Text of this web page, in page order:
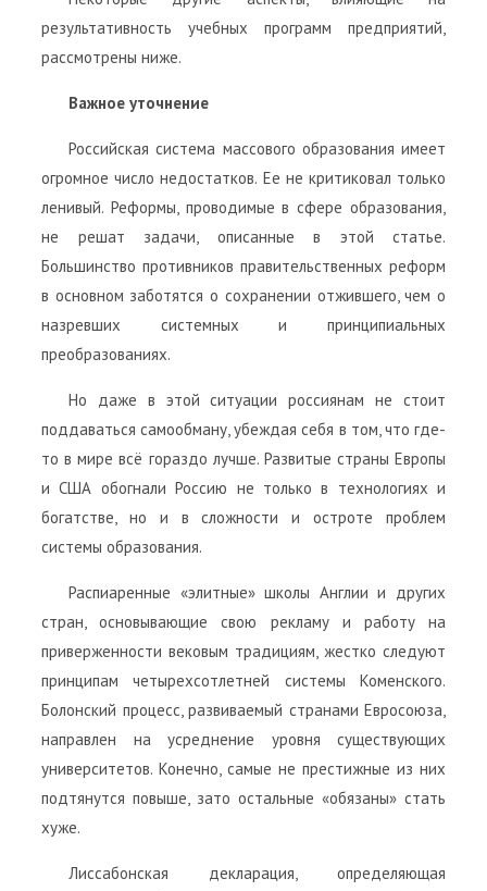
результативность учебных программ предприятий,
рассмотрены ниже.
Важное уточнение
Российская система массового образования имеет
огромное число недостатков. Ее не критиковал только
ленивый. Реформы, проводимые в сфере образования,
не решат задачи, описанные в этой статье.
Большинство противников правительственных реформ
в основном заботятся о сохранении отжившего, чем о
назревших системных и принципиальных
преобразованиях.
Но даже в этой ситуации россиянам не стоит
поддаваться самообману, убеждая себя в том, что где-
то в мире всё гораздо лучше. Развитые страны Европы
и США обогнали Россию не только в технологиях и
богатстве, но и в сложности и остроте проблем
системы образования.
Распиаренные «элитные» школы Англии и других
стран, основывающие свою рекламу и работу на
приверженности вековым традициям, жестко следуют
принципам четырехсотлетней системы Коменского.
Болонский процесс, развиваемый странами Евросоюза,
направлен на усреднение уровня существующих
университетов. Конечно, самые не престижные из них
подтянутся повыше, зато остальные «обязаны» стать
хуже.
Лиссабонская декларация, определяющая